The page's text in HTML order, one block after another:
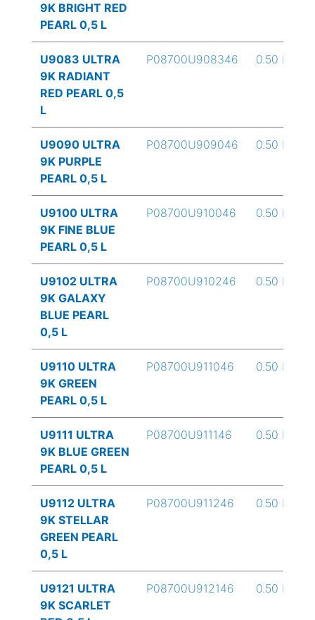
9K BRIGHT RED
PEARL 0,5 L
U9083 ULTRA
9K RADIANT
RED PEARL 0,5
L
P08700U908346 0.50 L
U9090 ULTRA
9K PURPLE
PEARL 0,5 L
P08700U909046 0.50 L
U9100 ULTRA
9K FINE BLUE
PEARL 0,5 L
P08700U910046 0.50 L
U9102 ULTRA
9K GALAXY
BLUE PEARL
0,5 L
P08700U910246 0.50 L
U9110 ULTRA
9K GREEN
PEARL 0,5 L
P08700U911046 0.50 L
U9111 ULTRA
9K BLUE GREEN
PEARL 0,5 L
P08700U911146 0.50 L
U9112 ULTRA
9K STELLAR
GREEN PEARL
0,5 L
P08700U911246 0.50 L
U9121 ULTRA
9K SCARLET
P08700U912146 0.50 L